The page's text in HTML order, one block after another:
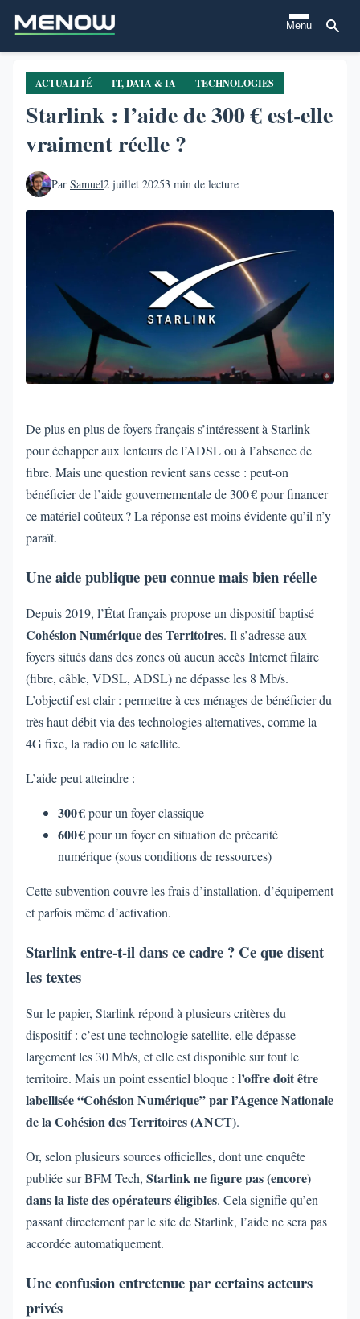
contenu
principal
Menu
ACTUALITÉ IT, DATA & IA TECHNOLOGIES
Starlink : l’aide de 300 € est-elle
vraiment réelle ?
Par Samuel2 juillet 20253 min de lecture
De plus en plus de foyers français s’intéressent à Starlink
pour échapper aux lenteurs de l’ADSL ou à l’absence de
fibre. Mais une question revient sans cesse : peut-on
bénéficier de l’aide gouvernementale de 300 € pour financer
ce matériel coûteux ? La réponse est moins évidente qu’il n’y
paraît.
Une aide publique peu connue mais bien réelle
Depuis 2019, l’État français propose un dispositif baptisé
Cohésion Numérique des Territoires. Il s’adresse aux
foyers situés dans des zones où aucun accès Internet filaire
(fibre, câble, VDSL, ADSL) ne dépasse les 8 Mb/s.
L’objectif est clair : permettre à ces ménages de bénéficier du
très haut débit via des technologies alternatives, comme la
4G fixe, la radio ou le satellite.
L’aide peut atteindre :
300 €pour un foyer classique
600 €pour un foyer en situation de précarité
numérique (sous conditions de ressources)
Cette subvention couvre les frais d’installation, d’équipement
et parfois même d’activation.
Starlink entre-t-il dans ce cadre ? Ce que disent
les textes
Sur le papier, Starlink répond à plusieurs critères du
dispositif : c’est une technologie satellite, elle dépasse
largement les 30 Mb/s, et elle est disponible sur tout le
territoire. Mais un point essentiel bloque : l’offre doit être
labellisée “Cohésion Numérique” par l’Agence Nationale
de la Cohésion des Territoires (ANCT).
Or, selon plusieurs sources officielles, dont une enquête
publiée sur BFM Tech, Starlink ne figure pas (encore)
dans la liste des opérateurs éligibles. Cela signifie qu’en
passant directement par le site de Starlink, l’aide ne sera pas
accordée automatiquement.
Une confusion entretenue par certains acteurs
privés